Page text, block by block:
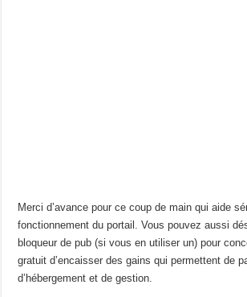
Merci d’avance pour ce coup de main qui aide
fonctionnement du portail. Vous pouvez aussi
bloqueur de pub (si vous en utiliser un) pour
gratuit d’encaisser des gains qui permettent de
d’hébergement et de gestion.